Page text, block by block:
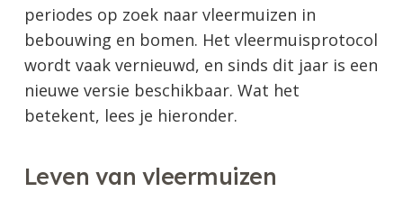
periodes op zoek naar vleermuizen in
bebouwing en bomen. Het vleermuisprotocol
wordt vaak vernieuwd, en sinds dit jaar is een
nieuwe versie beschikbaar. Wat het
betekent, lees je hieronder.
Leven van vleermuizen